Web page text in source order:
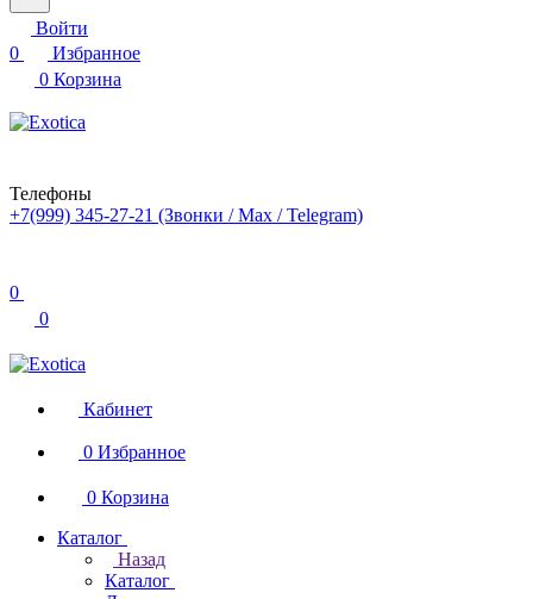
Войти
0
Избранное
0 Корзина
Телефоны
+7(999) 345-27-21 (Звонки / Max / Telegram)
0
0
Кабинет
0 Избранное
0 Корзина
Каталог
Назад
Каталог